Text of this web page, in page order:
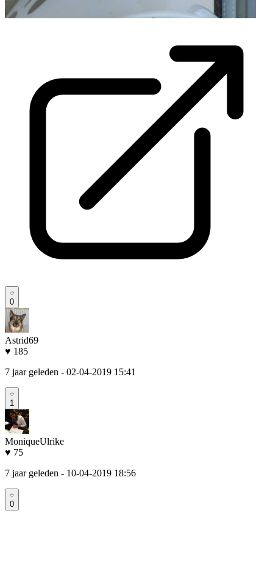
0
Astrid69
♥ 185
7 jaar geleden - 02-04-2019 15:41
1
MoniqueUlrike
♥ 75
7 jaar geleden - 10-04-2019 18:56
0